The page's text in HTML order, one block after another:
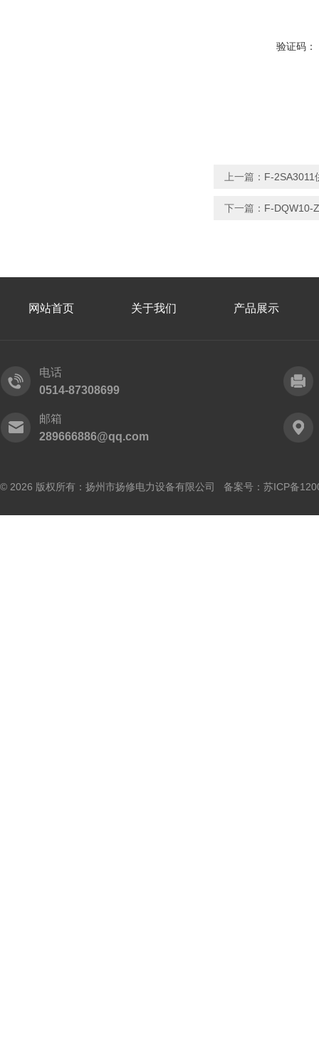
验证码：
上一篇： F-2SA3011
下一篇： F-DQW10-
网站首页 关于我们 产品展示
电话
0514-87308699
邮箱
289666886@qq.com
© 2026 版权所有：扬州市扬修电力设备有限公司 备案号： 苏ICP备